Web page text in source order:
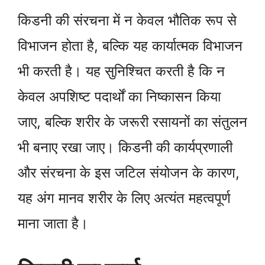
किडनी की संरचना में न केवल भौतिक रूप से
विभाजन होता है, बल्कि यह कार्यात्मक विभाजन
भी करती है। यह सुनिश्चित करती है कि न
केवल अपशिष्ट पदार्थों का निष्कासन किया
जाए, बल्कि शरीर के जरूरी रसायनों का संतुलन
भी बनाए रखा जाए। किडनी की कार्यप्रणाली
और संरचना के इस जटिल संयोजन के कारण,
यह अंग मानव शरीर के लिए अत्यंत महत्वपूर्ण
माना जाता है।